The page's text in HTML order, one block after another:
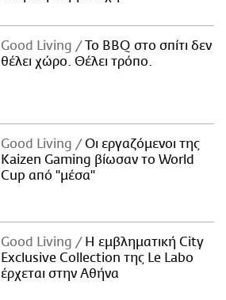
Good Living
Το BBQ στο σπίτι δεν
θέλει χώρο. Θέλει τρόπο.
Good Living
Οι εργαζόμενοι της
Kaizen Gaming βίωσαν το World
Cup από "μέσα"
Good Living
Η εμβληματική City
Exclusive Collection της Le Labo
έρχεται στην Αθήνα